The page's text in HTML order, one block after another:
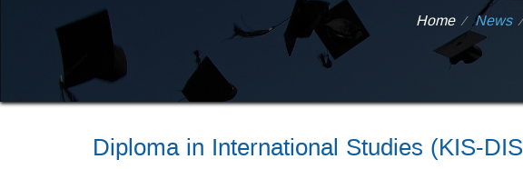
Home ⁄ News ⁄
Diploma in International Studies (KIS-